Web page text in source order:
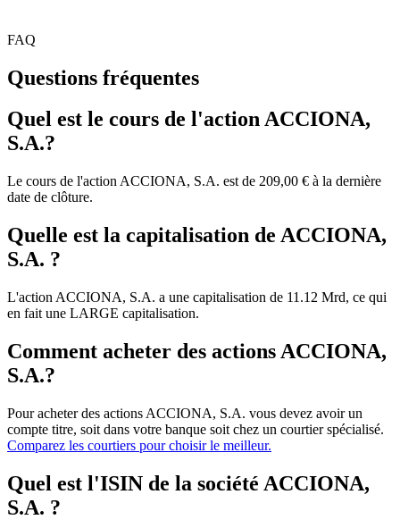
FAQ
Questions fréquentes
Quel est le cours de l'action ACCIONA,
S.A.?
Le cours de l'action ACCIONA, S.A. est de 209,00 € à la dernière
date de clôture.
Quelle est la capitalisation de ACCIONA,
S.A. ?
L'action ACCIONA, S.A. a une capitalisation de 11.12 Mrd, ce qui
en fait une LARGE capitalisation.
Comment acheter des actions ACCIONA,
S.A.?
Pour acheter des actions ACCIONA, S.A. vous devez avoir un
compte titre, soit dans votre banque soit chez un courtier spécialisé.
Comparez les courtiers pour choisir le meilleur.
Quel est l'ISIN de la société ACCIONA,
S.A. ?